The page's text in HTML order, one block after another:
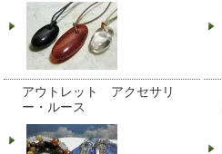
アウトレット アクセサリ
ー・ルース